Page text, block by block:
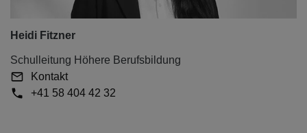
Heidi Fitzner
Schulleitung Höhere Berufsbildung
Kontakt
+41 58 404 42 32